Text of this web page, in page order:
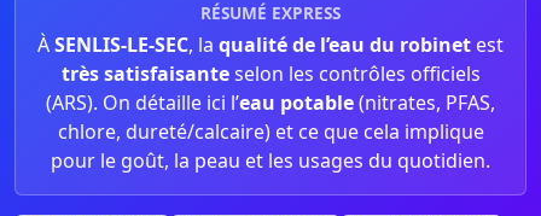
RÉSUMÉ EXPRESS
ÀSENLIS-LE-SEC, la qualité de l’eau du robinet est
très satisfaisanteselon les contrôles officiels
(ARS). On détaille ici l’eau potable(nitrates, PFAS,
chlore, dureté/calcaire) et ce que cela implique
pour le goût, la peau et les usages du quotidien.